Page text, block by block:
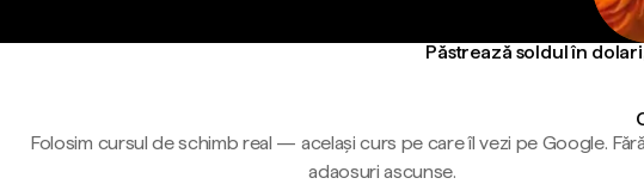
Păstrează soldul în
Folosim cursul de schimb real — același curs pe care îl vezi pe Google.
adaosuri ascunse.